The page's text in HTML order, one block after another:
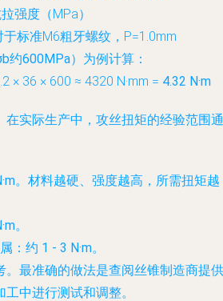
强度（MPa）
于标准M6粗牙螺纹，P=1.0mm
约600MPa）为例计算：
× 36 × 600 ≈ 4320 N·mm = 4.32 N·m
在实际生产中，攻丝扭矩的经验范围通
。材料越硬、强度越高，所需扭矩越
。
：约 1 - 3 N·m。
。最准确的做法是查阅丝锥制造商提供
中进行测试和调整。